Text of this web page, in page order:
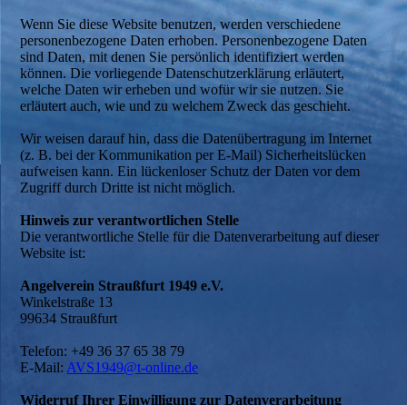
Wenn Sie diese Website benutzen, werden verschiedene
personenbezogene Daten erhoben. Personenbezogene Daten
sind Daten, mit denen Sie persönlich identifiziert werden
können. Die vorliegende Datenschutzerklärung erläutert,
welche Daten wir erheben und wofür wir sie nutzen. Sie
erläutert auch, wie und zu welchem Zweck das geschieht.
Wir weisen darauf hin, dass die Datenübertragung im Internet
(z. B. bei der Kommunikation per E-Mail) Sicherheitslücken
aufweisen kann. Ein lückenloser Schutz der Daten vor dem
Zugriff durch Dritte ist nicht möglich.
Hinweis zur verantwortlichen Stelle
Die verantwortliche Stelle für die Datenverarbeitung auf dieser
Website ist:
Angelverein Straußfurt 1949 e.V.
Winkelstraße 13
99634 Straußfurt
Telefon: +49 36 37 65 38 79
E-Mail: AVS1949@t-online.de
Widerruf Ihrer Einwilligung zur Datenverarbeitung